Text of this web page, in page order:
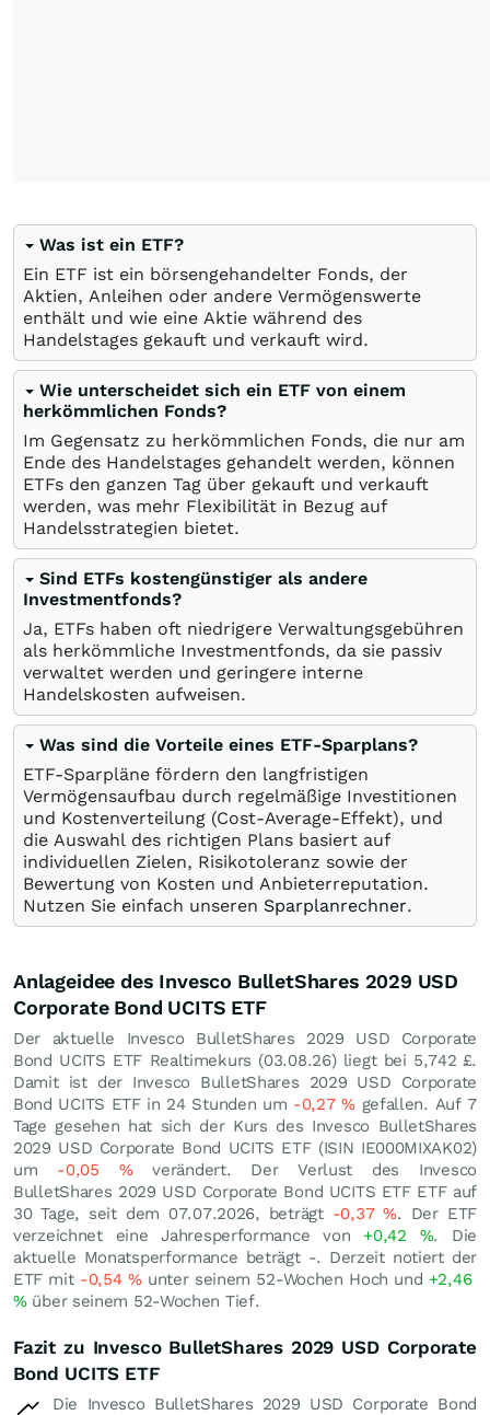
Was ist ein ETF?
Ein ETF ist ein börsengehandelter Fonds, der
Aktien, Anleihen oder andere Vermögenswerte
enthält und wie eine Aktie während des
Handelstages gekauft und verkauft wird.
Wie unterscheidet sich ein ETF von einem
herkömmlichen Fonds?
Im Gegensatz zu herkömmlichen Fonds, die nur am
Ende des Handelstages gehandelt werden, können
ETFs den ganzen Tag über gekauft und verkauft
werden, was mehr Flexibilität in Bezug auf
Handelsstrategien bietet.
Sind ETFs kostengünstiger als andere
Investmentfonds?
Ja, ETFs haben oft niedrigere Verwaltungsgebühren
als herkömmliche Investmentfonds, da sie passiv
verwaltet werden und geringere interne
Handelskosten aufweisen.
Was sind die Vorteile eines ETF-Sparplans?
ETF-Sparpläne fördern den langfristigen
Vermögensaufbau durch regelmäßige Investitionen
und Kostenverteilung (Cost-Average-Effekt), und
die Auswahl des richtigen Plans basiert auf
individuellen Zielen, Risikotoleranz sowie der
Bewertung von Kosten und Anbieterreputation.
Nutzen Sie einfach unseren Sparplanrechner.
Anlageidee des Invesco BulletShares 2029 USD
Corporate Bond UCITS ETF
Der aktuelle Invesco BulletShares 2029 USD Corporate
Bond UCITS ETF Realtimekurs (03.08.26) liegt bei 5,742 £.
Damit ist der Invesco BulletShares 2029 USD Corporate
Bond UCITS ETF in 24 Stunden um -0,27%gefallen. Auf 7
Tage gesehen hat sich der Kurs des Invesco BulletShares
2029 USD Corporate Bond UCITS ETF (ISIN IE000MIXAK02)
um -0,05 %verändert. Der Verlust des Invesco
BulletShares 2029 USD Corporate Bond UCITS ETF ETF auf
30 Tage, seit dem 07.07.2026, beträgt -0,37%. Der ETF
verzeichnet eine Jahresperformance von +0,42 %. Die
aktuelle Monatsperformance beträgt -. Derzeit notiert der
ETF mit -0,54 %unter seinem 52-Wochen Hoch und +2,46
%über seinem 52-Wochen Tief.
Fazit zu Invesco BulletShares 2029 USD Corporate
Bond UCITS ETF
Die Invesco BulletShares 2029 USD Corporate Bond